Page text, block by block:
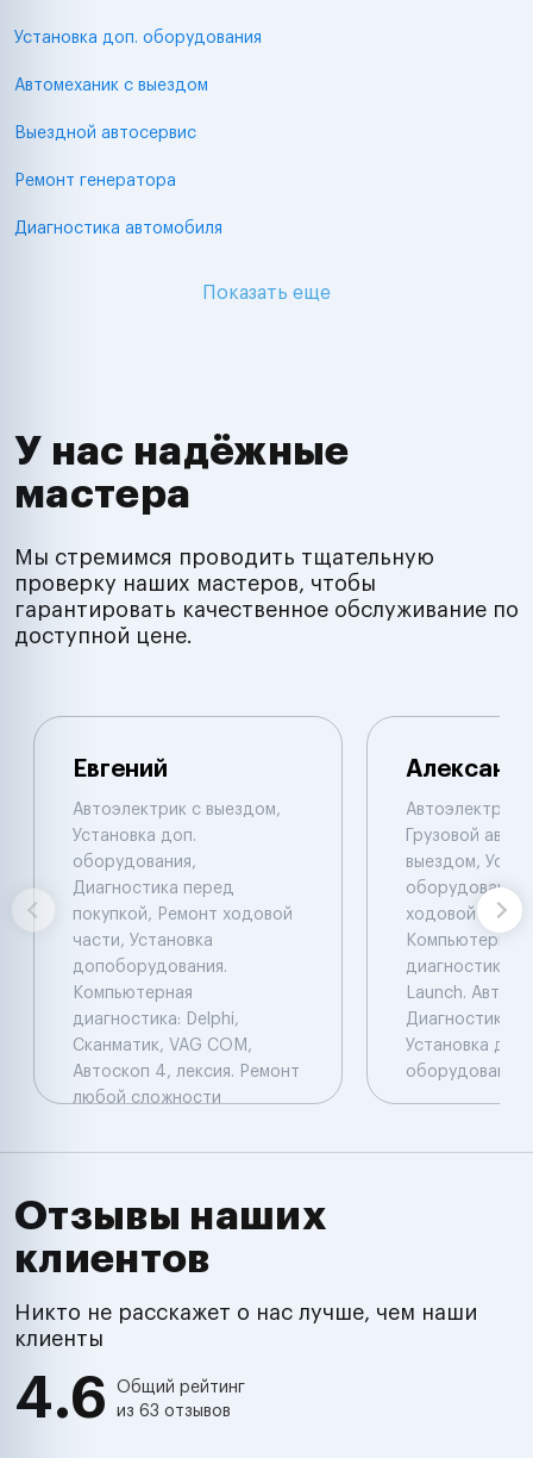
Установка доп. оборудования
Автомеханик с выездом
Выездной автосервис
Ремонт генератора
Диагностика автомобиля
Показать еще
У нас надёжные
мастера
Мы стремимся проводить тщательную
проверку наших мастеров, чтобы
гарантировать качественное обслуживание по
доступной цене.
Евгений
Автоэлектрик с выездом,
Установка доп.
оборудования,
Диагностика перед
покупкой, Ремонт ходовой
части, Установка
допоборудования.
Компьютерная
диагностика: Delphi,
Сканматик, VAG COM,
Автоскоп 4, лексия. Ремонт
любой сложности
Автоэлектрик
Грузовой
выездом,
ходовой части.
Компьютерная
диагностика:
Launch.
Диагностика.
Установка доп
оборудования.
Отзывы наших
клиентов
Никто не расскажет о нас лучше, чем наши
клиенты
4.6
Общий рейтинг
из 63 отзывов